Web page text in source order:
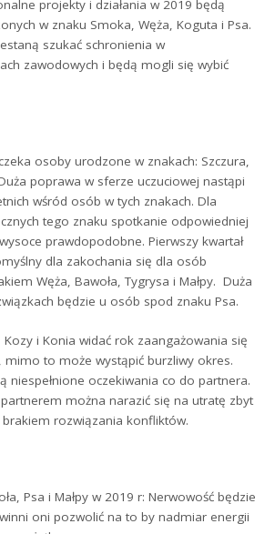
projekty i działania w 2019 będą
w znaku Smoka, Węża, Koguta i Psa.
szukać schronienia w
zawodowych i będą mogli się wybić
osoby urodzone w znakach: Szczura,
poprawa w sferze uczuciowej nastąpi
wśród osób w tych znakach. Dla
tego znaku spotkanie odpowiedniej
prawdopodobne. Pierwszy kwartał
dla zakochania się dla osób
Węża, Bawoła, Tygrysa i Małpy. Duża
będzie u osób spod znaku Psa.
i Konia widać rok zaangażowania się
mimo to może wystąpić burzliwy okres.
niespełnione oczekiwania co do partnera.
można narazić się na utratę zbyt
rozwiązania konfliktów.
Psa i Małpy w 2019 r: Nerwowość będzie
oni pozwolić na to by nadmiar energii